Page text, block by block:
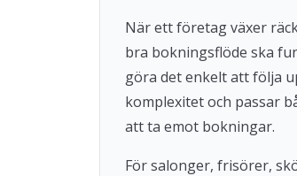
När ett företag växer
bra bokningsflöde ska
göra det enkelt att följa
komplexitet och passar
att ta emot bokningar.
För salonger, frisörer,